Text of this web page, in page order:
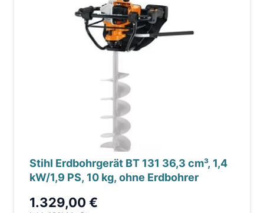
Stihl Erdbohrgerät BT 131 36,3 cm³, 1,4
kW/1,9 PS, 10 kg, ohne Erdbohrer
1.329,00 €